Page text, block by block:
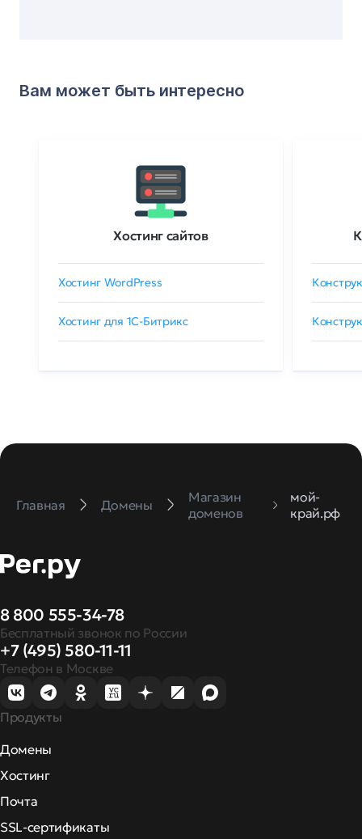
Вам может быть интересно
Хостинг сайтов
Хостинг WordPress
Хостинг для 1C-Битрикс
Главная Домены
Магазин
доменов
мой-
край.рф
8 800 555-34-78
Бесплатный звонок по России
+7 (495) 580-11-11
Телефон в Москве
Продукты
Домены
Хостинг
Почта
SSL-сертификаты